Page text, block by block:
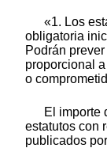
«1. Los
obligatoria
Podrán
proporcional
o
El importe
estatutos con
publicados